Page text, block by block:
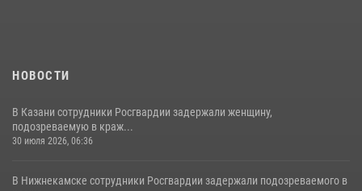
НОВОСТИ
В Казани сотрудники Росгвардии задержали женщину,
подозреваемую в краж...
30 июля 2026, 06:36
В Нижнекамске сотрудники Росгвардии задержали подозреваемого в